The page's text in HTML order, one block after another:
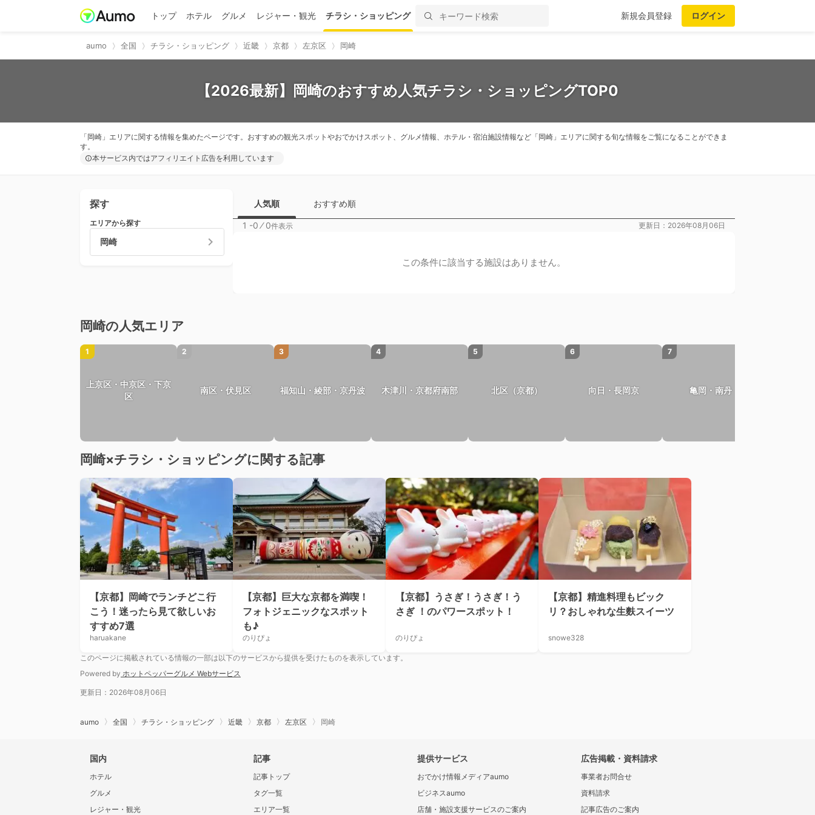
トップ ホテル グルメ レジャー・観光 チラシ・ショッピング 新規会員登録 ログイン
aumo 全国 チラシ・ショッピング 近畿 京都 左京区 岡崎
【2026最新】岡崎のおすすめ人気チラシ・ショッピングTOP0
「岡崎」エリアに関する情報を集めたページです。おすすめの観光スポットやおでかけスポット、グルメ情報、ホテル・宿泊施設情報など「岡崎」エリアに関する旬な情報をご覧になることができま
す。
本サービス内ではアフィリエイト広告を利用しています
探す
エリアから探す
岡崎
人気順 おすすめ順
1 -0 ⁄0件表示 更新日：2026年08月06日
この条件に該当する施設はありません。
岡崎の人気エリア
1
上京区・中京区・下京
区
2
南区・伏見区
3
福知山・綾部・京丹波
4
木津川・京都府南部
5
北区（京都）
6
向日・長岡京
7
亀岡・南丹
岡崎×チラシ・ショッピングに関する記事
【京都】岡崎でランチどこ行
こう！迷ったら見て欲しいお
すすめ7選
haruakane
【京都】巨大な京都を満喫！
フォトジェニックなスポット
も♪
のりぴょ
【京都】うさぎ！うさぎ！う
さぎ ！のパワースポット！
のりぴょ
【京都】精進料理もビック
リ？おしゃれな生麩スイーツ
snowe328
このページに掲載されている情報の一部は以下のサービスから提供を受けたものを表示しています。
Powered by ホットペッパーグルメ Webサービス
更新日：2026年08月06日
aumo 全国 チラシ・ショッピング 近畿 京都 左京区 岡崎
国内
ホテル
グルメ
レジャー・観光
記事
記事トップ
タグ一覧
エリア一覧
提供サービス
おでかけ情報メディアaumo
ビジネスaumo
店舗・施設支援サービスのご案内
広告掲載・資料請求
事業者お問合せ
資料請求
記事広告のご案内